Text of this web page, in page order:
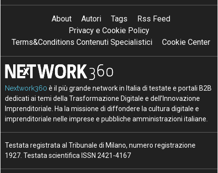
About Autori Tags
Rss Feed
Privacy e Cookie Policy
Terms&Conditions Contenuti Specialistici
Cookie Center
Nextwork360 è il più grande network in Italia di testate e portali B2B
dedicati ai temi della Trasformazione Digitale e dell’Innovazione
Imprenditoriale. Ha la missione di diffondere la cultura digitale e
imprenditoriale nelle imprese e pubbliche amministrazioni italiane.
Testata registrata al Tribunale di Milano, numero registrazione
1927. Testata scientifica ISSN 2421-4167